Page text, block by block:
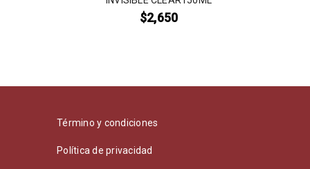
$2,650
Término y condiciones
Política de privacidad